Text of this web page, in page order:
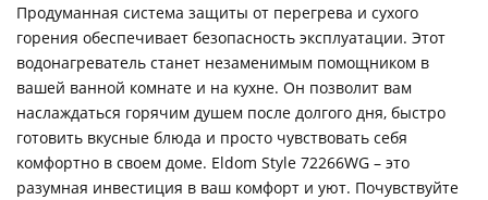
Продуманная система защиты от перегрева и сухого
горения обеспечивает безопасность эксплуатации. Этот
водонагреватель станет незаменимым помощником в
вашей ванной комнате и на кухне. Он позволит вам
наслаждаться горячим душем после долгого дня, быстро
готовить вкусные блюда и просто чувствовать себя
комфортно в своем доме. Eldom Style 72266WG – это
разумная инвестиция в ваш комфорт и уют. Почувствуйте